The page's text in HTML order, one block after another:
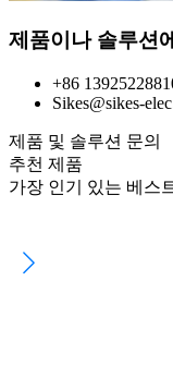
제품이나 솔루션
+86
Sikes@sikes-
제품 및 솔루션 문의
추천 제품
가장 인기 있는 베스